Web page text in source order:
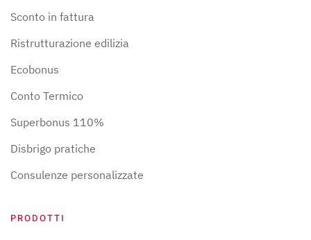
Sconto in fattura
Ristrutturazione edilizia
Ecobonus
Conto Termico
Superbonus 110%
Disbrigo pratiche
Consulenze personalizzate
PRODOTTI